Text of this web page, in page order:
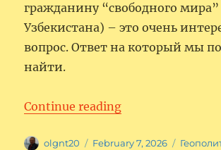
гражданину “свободного
Узбекистана) – это очень
вопрос. Ответ на который мы
найти.
Continue reading“Европейский
Author
olgnt20
Posted
February 7, 2026